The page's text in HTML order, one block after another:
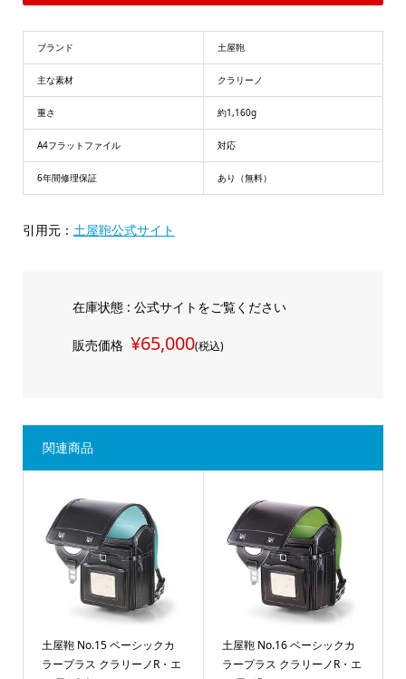
ブランド 土屋鞄
主な素材 クラリーノ
重さ 約1,160g
A4フラットファイル 対応
6年間修理保証 あり（無料）
引用元： 土屋鞄公式サイト
在庫状態 : 公式サイトをご覧ください
販売価格 ¥65,000(税込)
関連商品
土屋鞄 No.15 ベーシックカ
ラープラス クラリーノR・エ
土屋鞄 No.16 ベーシックカ
ラープラス クラリーノR・エ